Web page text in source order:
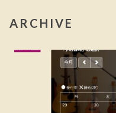
ARCHIVE